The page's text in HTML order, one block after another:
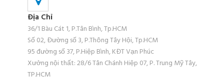
Địa Chỉ
36/1 Bàu Cát 1, P.Tân Bình, Tp.HCM
Số 02, Đường số 3, P.Thông Tây Hội, Tp.HCM
95 đường số 37, P.Hiệp Bình, KĐT Vạn Phúc
Xưởng nội thất: 28/6 Tân Chánh Hiệp 07, P. Trung Mỹ Tây,
TP.HCM